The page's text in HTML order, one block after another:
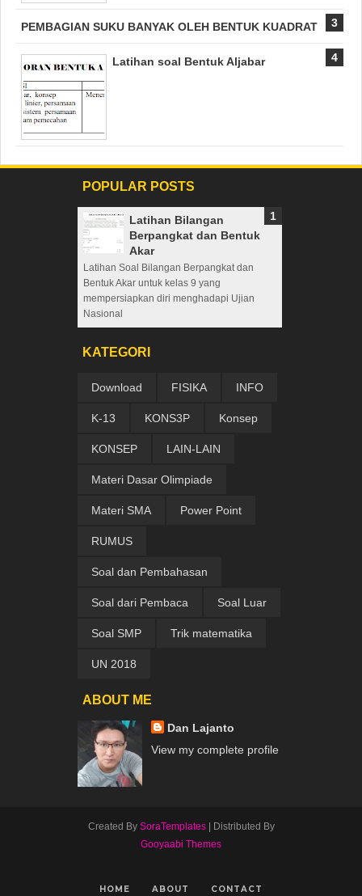
PEMBAGIAN SUKU BANYAK OLEH BENTUK KUADRAT
Latihan soal Bentuk Aljabar
POPULAR POSTS
Latihan Bilangan
Berpangkat dan Bentuk
Akar
Latihan Soal Bilangan Berpangkat dan
Bentuk Akar untuk kelas 9 yang
mempersiapkan diri menghadapi Ujian
Nasional
KATEGORI
Download FISIKA INFO
K-13 KONS3P Konsep
KONSEP LAIN-LAIN
Materi Dasar Olimpiade
Materi SMA Power Point
RUMUS
Soal dan Pembahasan
Soal dari Pembaca Soal Luar
Soal SMP Trik matematika
UN 2018
ABOUT ME
Dan Lajanto
View my complete profile
Created By SoraTemplates| Distributed By
Gooyaabi Themes
HOME ABOUT CONTACT